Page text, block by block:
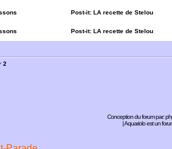
Post-it: LA recette de Stelou
Post-it: LA recette de Stelou
2
Conception du forum par:
| Aquariolo est un